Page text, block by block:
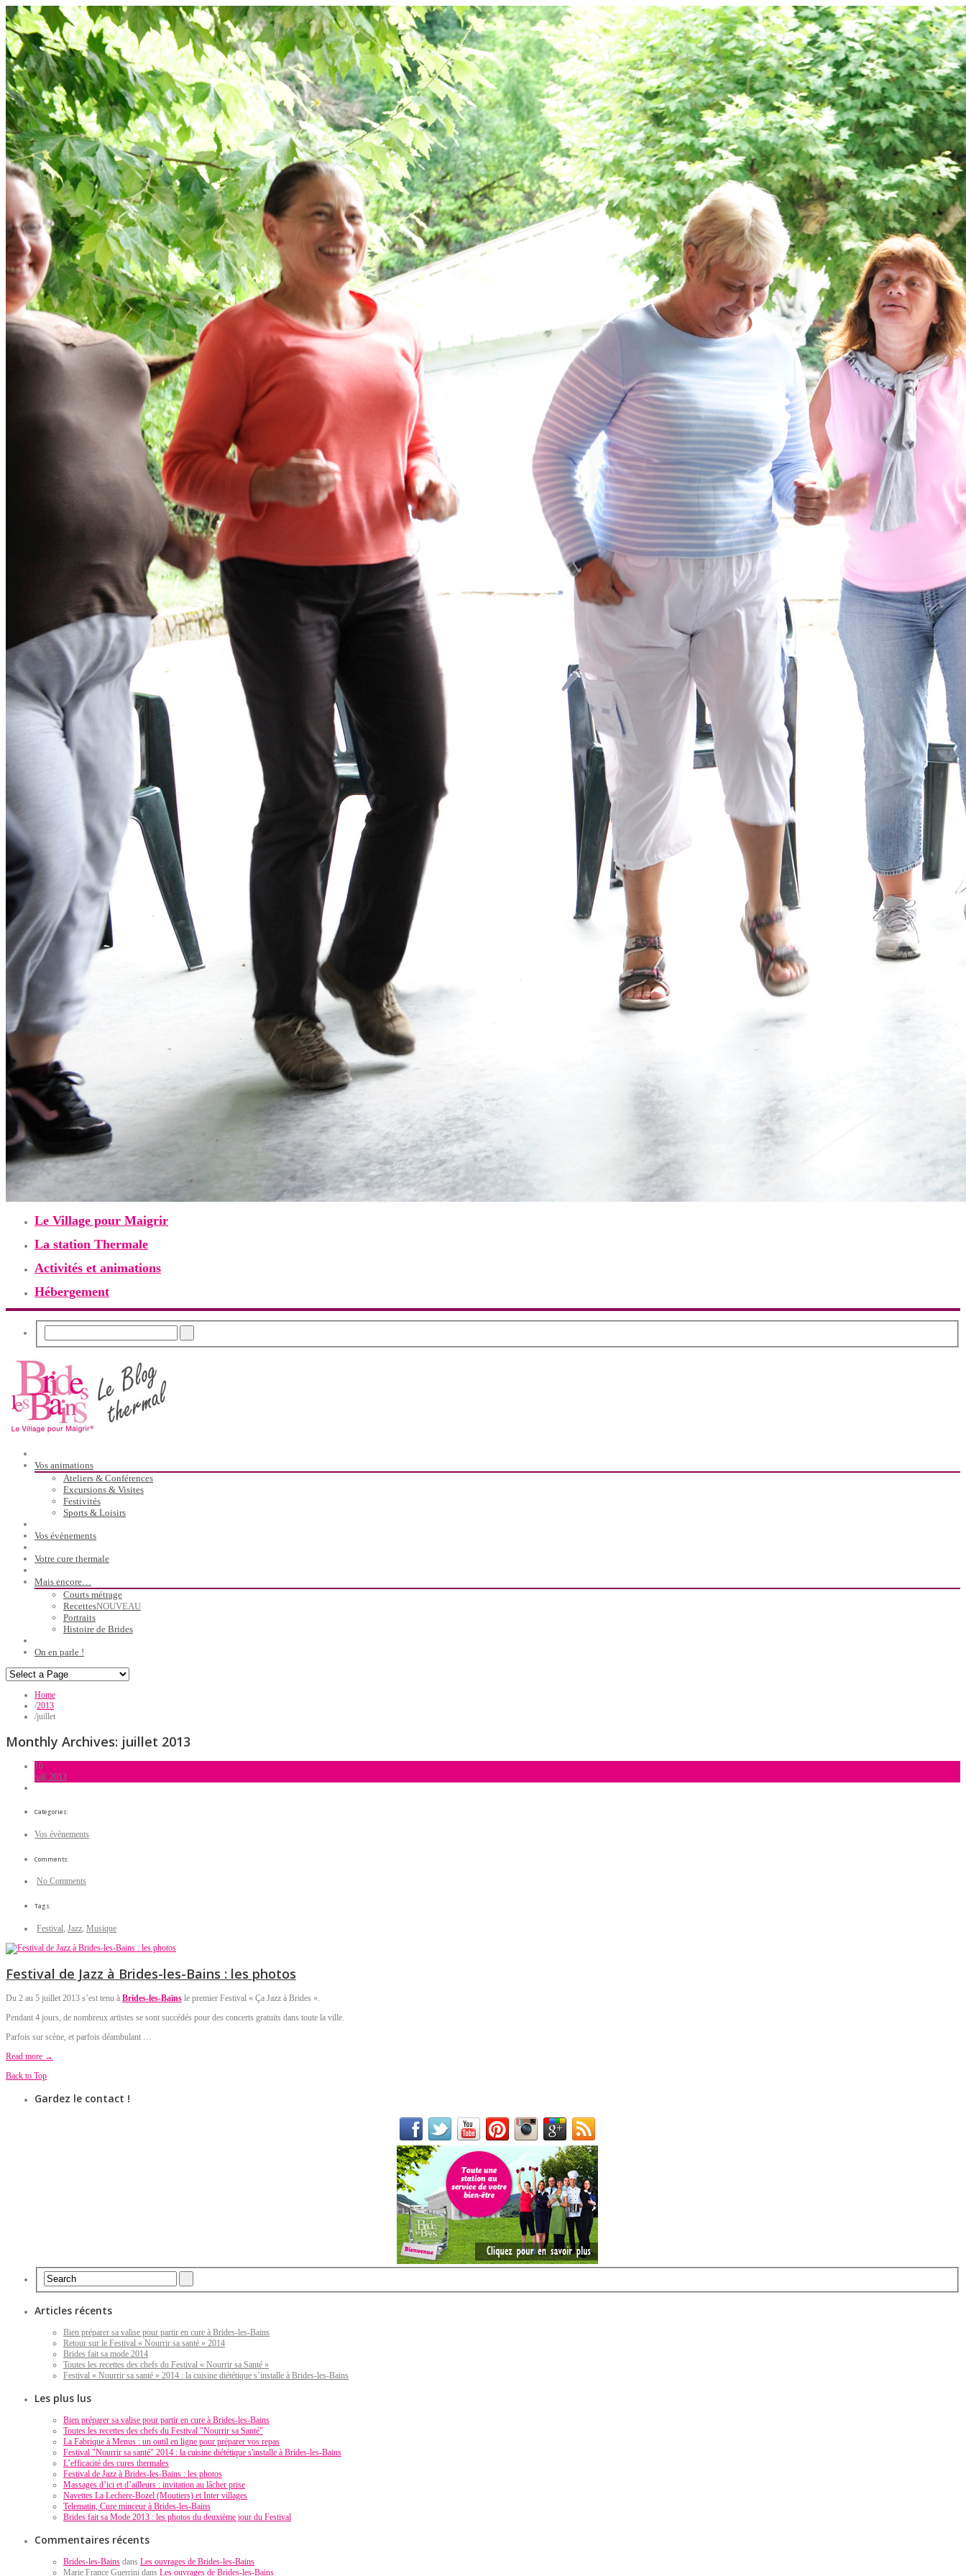
Le Village pour Maigrir
La station Thermale
Activités et animations
Hébergement
Vos animations
Ateliers & Conférences
Excursions & Visites
Festivités
Sports & Loisirs
Vos évènements
Votre cure thermale
Mais encore…
Courts métrage
RecettesNOUVEAU
Portraits
Histoire de Brides
On en parle !
Home
/2013
/juillet
Monthly Archives: juillet 2013
10
juil, 2013
Categories:
Vos évènements
Comments:
No Comments
Tags:
Festival, Jazz, Musique
Festival de Jazz à Brides-les-Bains : les photos
Du 2 au 5 juillet 2013 s’est tenu à Brides-les-Bains le premier Festival « Ça Jazz à Brides ».
Pendant 4 jours, de nombreux artistes se sont succédés pour des concerts gratuits dans toute la ville.
Parfois sur scène, et parfois déambulant …
Read more →
Back to Top
Gardez le contact !
Articles récents
Bien préparer sa valise pour partir en cure à Brides-les-Bains
Retour sur le Festival « Nourrir sa santé » 2014
Brides fait sa mode 2014
Toutes les recettes des chefs du Festival « Nourrir sa Santé »
Festival « Nourrir sa santé » 2014 : la cuisine diététique s’installe à Brides-les-Bains
Les plus lus
Bien préparer sa valise pour partir en cure à Brides-les-Bains
Toutes les recettes des chefs du Festival "Nourrir sa Santé"
La Fabrique à Menus : un outil en ligne pour préparer vos repas
Festival "Nourrir sa santé" 2014 : la cuisine diététique s'installe à Brides-les-Bains
L’efficacité des cures thermales
Festival de Jazz à Brides-les-Bains : les photos
Massages d’ici et d’ailleurs : invitation au lâcher prise
Navettes La Lechere-Bozel (Moutiers) et Inter villages
Telematin, Cure minceur à Brides-les-Bains
Brides fait sa Mode 2013 : les photos du deuxième jour du Festival
Commentaires récents
Brides-les-Bains dans Les ouvrages de Brides-les-Bains
Marie France Guerrini dans Les ouvrages de Brides-les-Bains